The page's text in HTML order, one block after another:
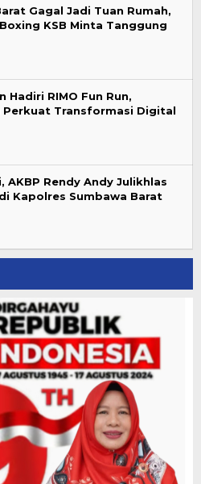
Gagal Jadi Tuan Rumah,
KSB Minta Tanggung
Hadiri RIMO Fun Run,
Perkuat Transformasi Digital
AKBP Rendy Andy Julikhlas
Kapolres Sumbawa Barat